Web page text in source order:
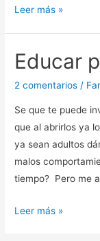
Leer más »
Educar
2 comentarios /
Se que te puede
que al abrirlos ya
ya sean adultos
malos
tiempo? Pero me
Leer más »